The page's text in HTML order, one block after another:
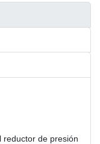
reductor de presión